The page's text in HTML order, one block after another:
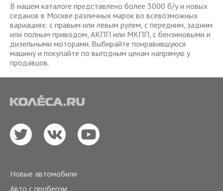
В нашем каталоге представлено более 3000 б/у и новых
седанов в Москве различных марок во всевозможных
вариациях: с правым или левым рулем, с передним, задним
или полным приводом, АКПП или МКПП, с бензиновыми и
дизельными моторами. Выбирайте понравившуюся
машину и покупайте по выгодным ценам напрямую у
продавцов.
Новые автомобили
Авто с пробегом